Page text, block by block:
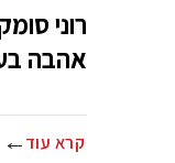
רוני
אהבה
קרא עוד